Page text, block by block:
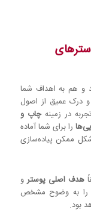
و هم به اهداف شما
و درک عمیق از اصول
در زمینهچاپ و
را برای شما آماده
ممکن پیاده‌سازی
هدف اصلی پوسترو
را به وضوح مشخص
بود.